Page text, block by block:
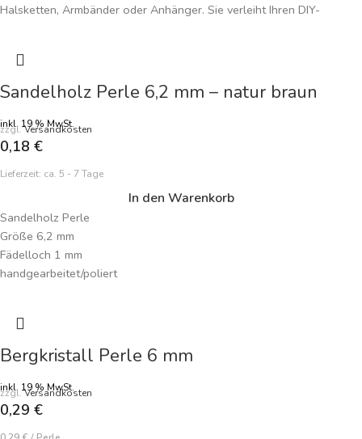
Halsketten, Armbänder oder Anhänger. Sie verleiht Ihren DIY-
Sandelholz Perle 6,2 mm – natur braun
inkl. 19 % MwSt.
zzgl.Versandkosten
0,18 €
Lieferzeit: ca. 5 - 7 Tage
In den Warenkorb
Sandelholz Perle
Größe 6,2 mm
Fädelloch 1 mm
handgearbeitet/poliert
Bergkristall Perle 6 mm
inkl. 19 % MwSt.
zzgl.Versandkosten
0,29 €